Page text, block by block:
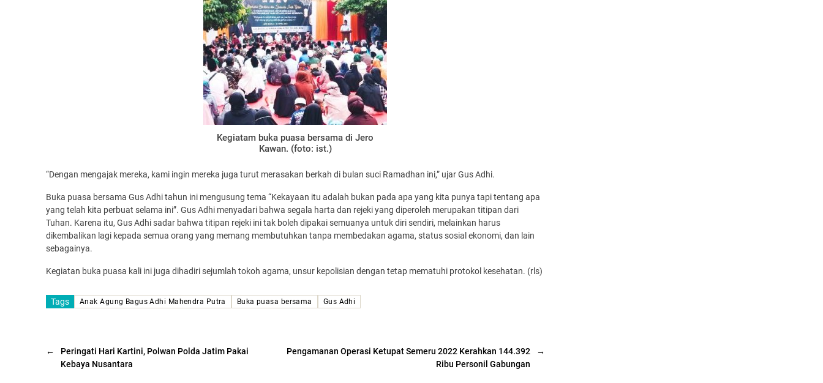
Kegiatam buka puasa bersama di Jero
Kawan. (foto: ist.)
“Dengan mengajak mereka, kami ingin mereka juga turut merasakan berkah di bulan suci Ramadhan ini,” ujar Gus Adhi.
Buka puasa bersama Gus Adhi tahun ini mengusung tema “Kekayaan itu adalah bukan pada apa yang kita punya tapi tentang apa
yang telah kita perbuat selama ini”. Gus Adhi menyadari bahwa segala harta dan rejeki yang diperoleh merupakan titipan dari
Tuhan. Karena itu, Gus Adhi sadar bahwa titipan rejeki ini tak boleh dipakai semuanya untuk diri sendiri, melainkan harus
dikembalikan lagi kepada semua orang yang memang membutuhkan tanpa membedakan agama, status sosial ekonomi, dan lain
sebagainya.
Kegiatan buka puasa kali ini juga dihadiri sejumlah tokoh agama, unsur kepolisian dengan tetap mematuhi protokol kesehatan. (rls)
Tags Anak Agung Bagus Adhi Mahendra Putra Buka puasa bersama Gus Adhi
←
Peringati Hari Kartini, Polwan Polda Jatim Pakai
Kebaya Nusantara
→
Pengamanan Operasi Ketupat Semeru 2022 Kerahkan 144.392
Ribu Personil Gabungan